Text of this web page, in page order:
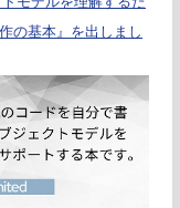
の基本』を出しまし